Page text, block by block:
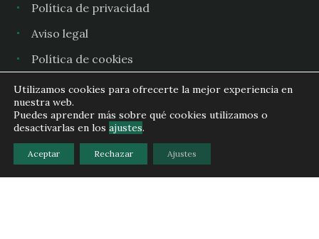
Política de privacidad
Aviso legal
Política de cookies
Copyright (c) 2025 Gipuzkoako Euskal Pilota Federazioa -
Federación Guipuzcoana de Pelota Vasca
Utilizamos cookies para ofrecerte la mejor experiencia en
nuestra web.
Puedes aprender más sobre qué cookies utilizamos o
desactivarlas en los ajustes.
Aceptar Rechazar Ajustes